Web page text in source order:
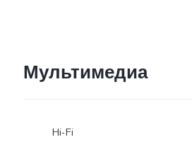
Мультимедиа
Hi-Fi